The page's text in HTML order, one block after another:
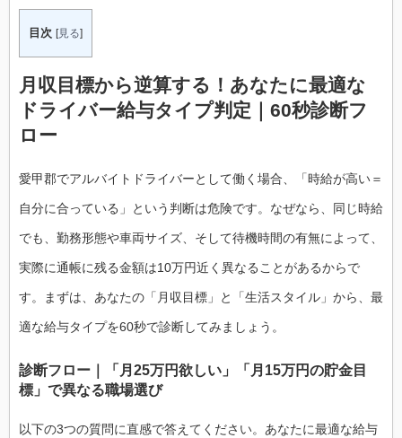
目次 [見る]
月収目標から逆算する！あなたに最適な
ドライバー給与タイプ判定｜60秒診断フ
ロー
愛甲郡でアルバイトドライバーとして働く場合、「時給が高い＝
自分に合っている」という判断は危険です。なぜなら、同じ時給
でも、勤務形態や車両サイズ、そして待機時間の有無によって、
実際に通帳に残る金額は10万円近く異なることがあるからで
す。まずは、あなたの「月収目標」と「生活スタイル」から、最
適な給与タイプを60秒で診断してみましょう。
診断フロー｜「月25万円欲しい」「月15万円の貯金目
標」で異なる職場選び
以下の3つの質問に直感で答えてください。あなたに最適な給与